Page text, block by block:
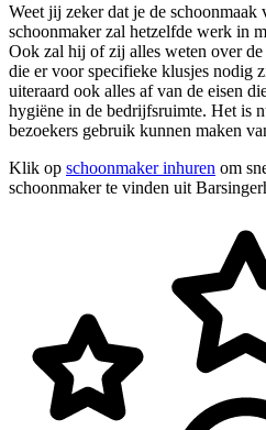
Weet jij zeker dat je de
schoonmaker zal hetzelfde werk in
Ook zal hij of zij alles weten over
die er voor specifieke klusjes nodig
uiteraard ook alles af van de eisen
hygiëne in de bedrijfsruimte. Het is
bezoekers gebruik kunnen maken
Klik op schoonmaker inhuren om
schoonmaker te vinden uit